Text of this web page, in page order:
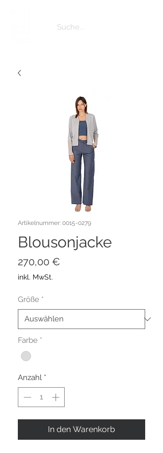
Artikelnummer: 0015-0279
Blousonjacke
270,00 €
inkl. MwSt.
Größe *
Farbe *
Anzahl *
In den Warenkorb